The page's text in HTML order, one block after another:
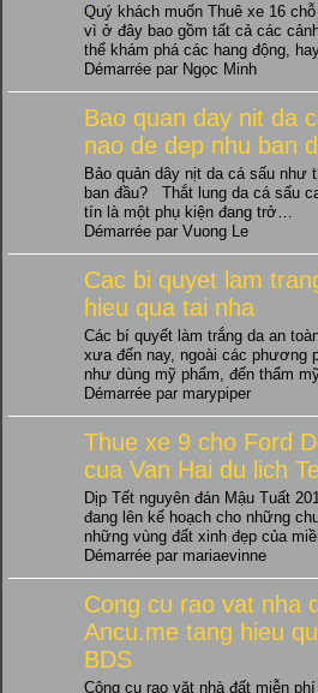
Quý khách muốn Thuê xe 16 chỗ
vì ở đây bao gồm tất cả các
thể khám phá các hang động,
Démarrée par Ngọc Minh
Bao quan day nit da
nao de dep nhu ban
Bảo quản dây nịt da cá sấu như
ban đầu? Thắt lung da cá sấu
tín là một phụ kiện đang trở…
Démarrée par Vuong Le
Cac bi quyet lam
hieu qua tai nha
Các bí quyết làm trắng da an
xưa đến nay, ngoài các phương
như dùng mỹ phẩm, đến thẩm
Démarrée par marypiper
Thue xe 9 cho Ford
cua Van Hai du lich
Dịp Tết nguyên đán Mậu Tuất
đang lên kế hoạch cho những
những vùng đất xinh đẹp của
Démarrée par mariaevinne
Cong cu rao vat nha
Ancu.me tang hieu
BDS
Công cụ rao vặt nhà đất miễn